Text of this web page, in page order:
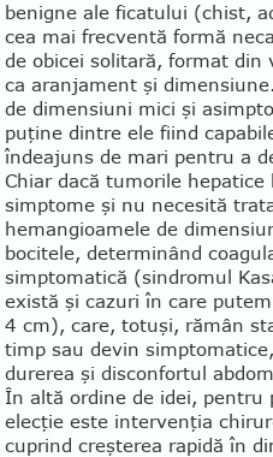
benigne ale ficatului (chist,
cea mai frecventă for­mă
de obicei solitară, format din
ca aranjament şi
de dimensiuni mici şi
puţine dintre ele fiind
îndeajuns de mari pentru a
Chiar dacă tumorile
simptome şi nu necesită
hemangioamele de
bocitele, determinând
simptoma­tică (sindromul
există şi cazuri în care
4 cm), care, totuşi, rămân
timp sau devin
durerea şi disconfortul
În altă ordine de idei, pentru
elecţie este intervenţia
cuprind creşterea rapidă în